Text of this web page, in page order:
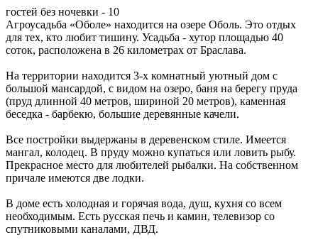
гостей без ночевки - 10
Агроусадьба «Оболе» находится на озере Оболь. Это отдых
для тех, кто любит тишину. Усадьба - хутор площадью 40
соток, расположена в 26 километрах от Браслава.
На территории находится 3-х комнатный уютный дом с
большой мансардой, с видом на озеро, баня на берегу пруда
(пруд длинной 40 метров, шириной 20 метров), каменная
беседка - барбекю, большие деревянные качели.
Все постройки выдержаны в деревенском стиле. Имеется
мангал, колодец. В пруду можно купаться или ловить рыбу.
Прекрасное место для любителей рыбалки. На собственном
причале имеются две лодки.
В доме есть холодная и горячая вода, душ, кухня со всем
необходимым. Есть русская печь и камин, телевизор со
спутниковыми каналами, ДВД.